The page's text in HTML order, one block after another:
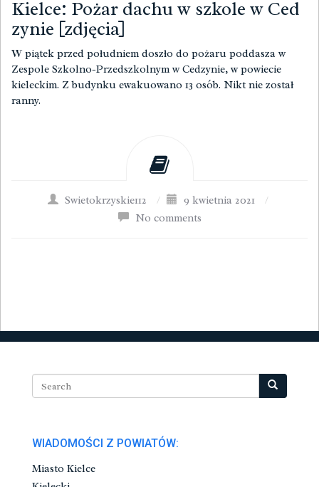
Kielce: Pożar dachu w szkole w Ced
zynie [zdjęcia]
W piątek przed południem doszło do pożaru poddasza w
Zespole Szkolno-Przedszkolnym w Cedzynie, w powiecie
kieleckim. Z budynku ewakuowano 13 osób. Nikt nie został
ranny.
Swietokrzyskie112 / 9 kwietnia 2021
/
No comments
WIADOMOŚCI Z POWIATÓW:
Miasto Kielce